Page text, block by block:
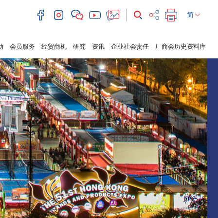
简
会员服务 经贸商机 研究 资讯 企业社会责任 厂商会历史资料库